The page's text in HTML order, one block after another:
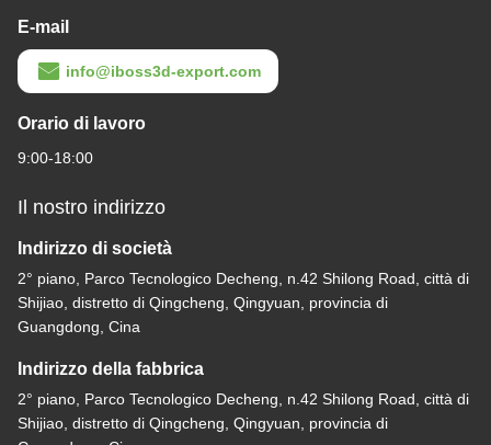
E-mail
info@iboss3d-export.com
Orario di lavoro
9:00-18:00
Il nostro indirizzo
Indirizzo di società
2° piano, Parco Tecnologico Decheng, n.42 Shilong Road, città di
Shijiao, distretto di Qingcheng, Qingyuan, provincia di
Guangdong, Cina
Indirizzo della fabbrica
2° piano, Parco Tecnologico Decheng, n.42 Shilong Road, città di
Shijiao, distretto di Qingcheng, Qingyuan, provincia di